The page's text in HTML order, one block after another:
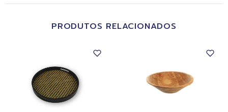
PRODUTOS RELACIONADOS